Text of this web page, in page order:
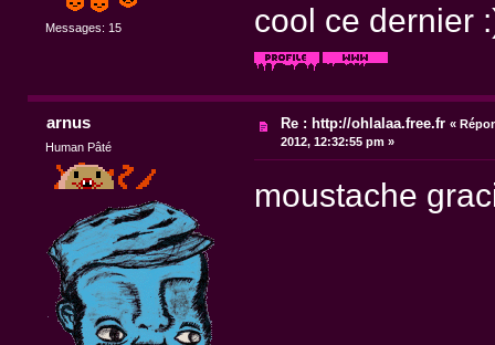
Messages: 15 cool ce dernier
arnus
Human Pâté
Re : http://ohlalaa.free.fr «
2012, 12:32:55 pm »
moustache